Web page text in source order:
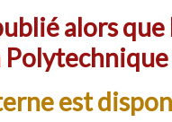
alors
est